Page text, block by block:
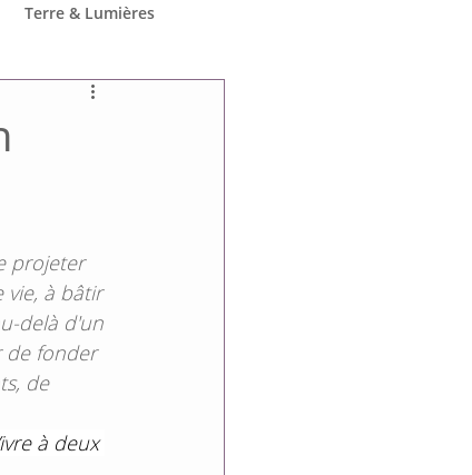
Terre & Lumières
vie, à bâtir
delà d'un
de fonder
de
à deux